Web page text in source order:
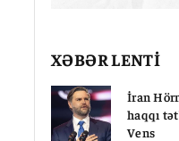
XƏBƏR LENTİ
İran
haqqı
Vens